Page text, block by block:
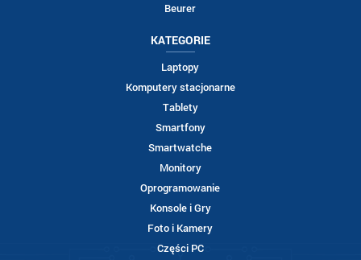
Beurer
KATEGORIE
Laptopy
Komputery stacjonarne
Tablety
Smartfony
Smartwatche
Monitory
Oprogramowanie
Konsole i Gry
Foto i Kamery
Części PC